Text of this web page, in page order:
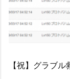
【祝】グラブ